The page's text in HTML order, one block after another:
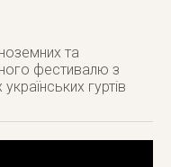
та
фестивалю з
гуртів